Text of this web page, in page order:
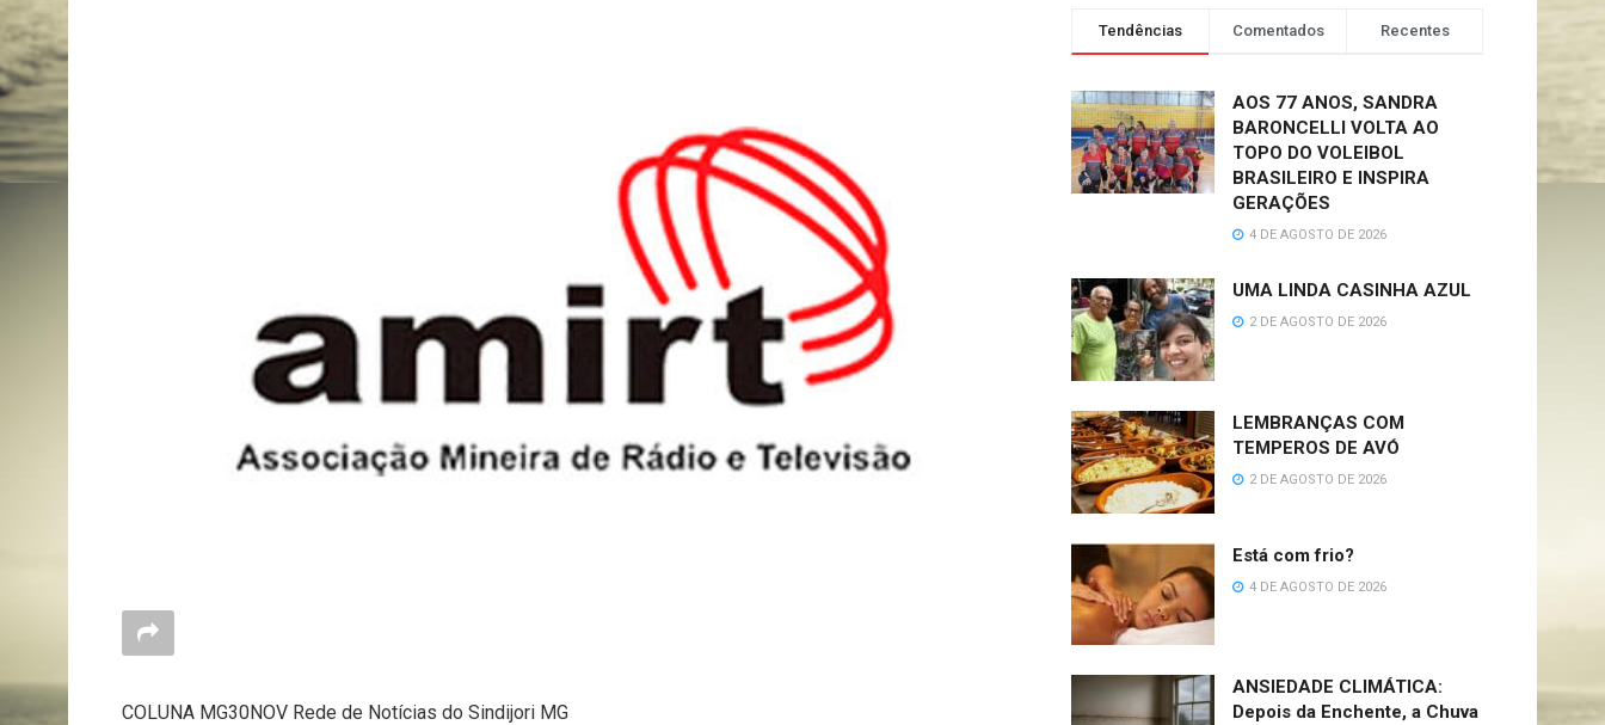
COLUNA MG30NOV Rede de Notícias do Sindijori MG
Tendências Comentados Recentes
AOS 77 ANOS, SANDRA
BARONCELLI VOLTA AO
TOPO DO VOLEIBOL
BRASILEIRO E INSPIRA
GERAÇÕES
4 DE AGOSTO DE 2026
UMA LINDA CASINHA AZUL
2 DE AGOSTO DE 2026
LEMBRANÇAS COM
TEMPEROS DE AVÓ
2 DE AGOSTO DE 2026
Está com frio?
4 DE AGOSTO DE 2026
ANSIEDADE CLIMÁTICA:
Depois da Enchente, a Chuva